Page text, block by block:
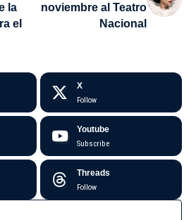
la
el
noviembre al Teatro
Nacional
X
Follow
Youtube
Subscribe
Threads
Follow